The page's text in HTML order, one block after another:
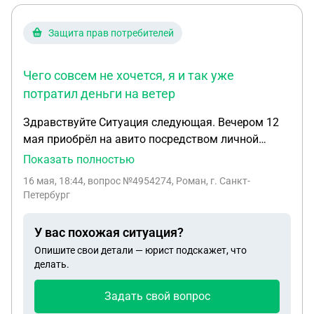
Защита прав потребителей
Чего совсем не хочется, я и так уже
потратил деньги на ветер
Здравствуйте Ситуация следующая. Вечером 12
мая приобрёл на авито посредством личной
встречи игровой диск для консоли PS4.
повреждён. Визуально этого не установить.
часть игры, диск уходит в бесконечную загрузку и
оповещает о возможном повреждении диска. С
продавцом связался того же 13 числа вечером,
сообщил о проблеме, отправил скриншот
оповещения о повреждении диска. Предложил
Показать полностью
16 мая, 18:44, вопрос №4954274, Роман, г. Санкт-
Петербург
У вас похожая ситуация?
Опишите свои детали — юрист подскажет, что
делать.
Задать свой вопрос